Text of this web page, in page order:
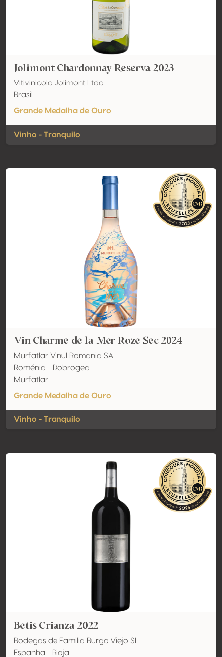
Jolimont Chardonnay Reserva 2023
Vitivinicola Jolimont Ltda
Brasil
Grande Medalha de Ouro
Vinho - Tranquilo
Vin Charme de la Mer Roze Sec 2024
Murfatlar Vinul Romania SA
Roménia - Dobrogea
Murfatlar
Grande Medalha de Ouro
Vinho - Tranquilo
Betis Crianza 2022
Bodegas de Familia Burgo Viejo SL
Espanha - Rioja